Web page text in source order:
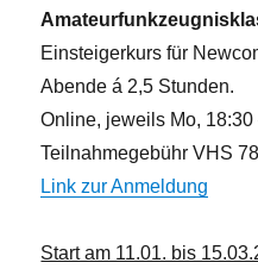
Einsteigerkurs für
Abende á 2,5 Stunden.
Online, jeweils Mo, 18:30
Teilnahmegebühr VHS
Link zur Anmeldung
Start am 11.01. bis